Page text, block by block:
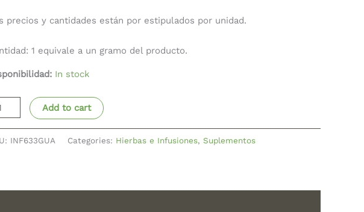
precios y cantidades están por estipulados por unidad.
1 equivale a un gramo del producto.
In stock
Add to cart
INF633GUA Categories: Hierbas e Infusiones, Suplementos